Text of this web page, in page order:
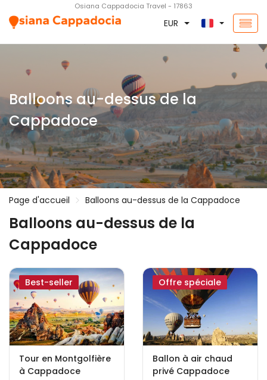
Osiana Cappadocia Travel - 17863
EUR
Balloons au-dessus de la
Cappadoce
Page d'accueil Balloons au-dessus de la Cappadoce
Balloons au-dessus de la
Cappadoce
Best-seller
Tour en Montgolfière
à Cappadoce
Offre spéciale
Ballon à air chaud
privé Cappadoce